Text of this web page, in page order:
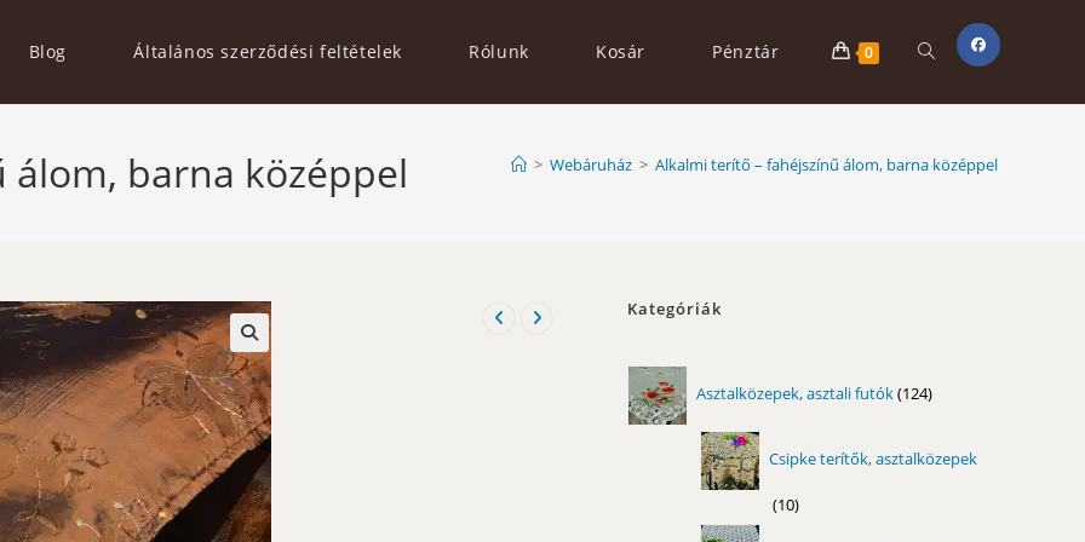
Blog Általános szerződési feltételek Rólunk Kosár Pénztár 0 Toggle
website
barna középpel > Webáruház > Alkalmi terítő – fahéjszínű álom, barna középpel
🔍
Kategóriák
Asztalközepek, asztali futók 124
termék
Csipke terítők, asztalközepek
1010